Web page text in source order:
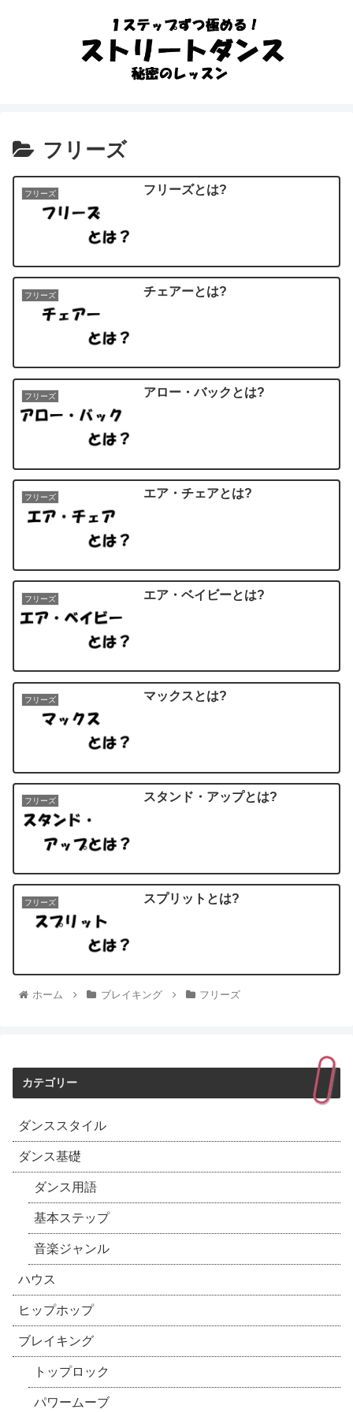
フリーズ
フリーズ フリーズとは?
フリーズ チェアーとは?
フリーズ アロー・バックとは?
フリーズ エア・チェアとは?
フリーズ エア・ベイビーとは?
フリーズ マックスとは?
フリーズ スタンド・アップとは?
フリーズ スプリットとは?
ホーム ブレイキング フリーズ
カテゴリー
ダンススタイル
ダンス基礎
ダンス用語
基本ステップ
音楽ジャンル
ハウス
ヒップホップ
ブレイキング
トップロック
パワームーブ